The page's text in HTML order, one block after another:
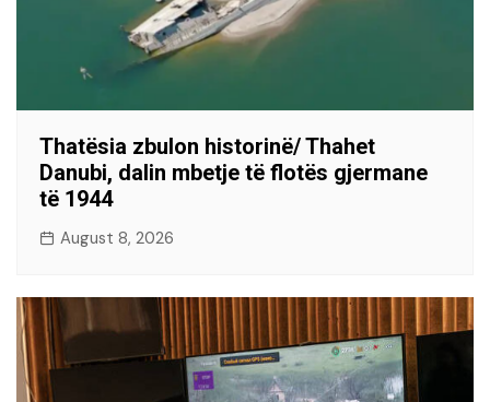
Thatësia zbulon historinë/ Thahet
Danubi, dalin mbetje të flotës gjermane
të 1944
August 8, 2026